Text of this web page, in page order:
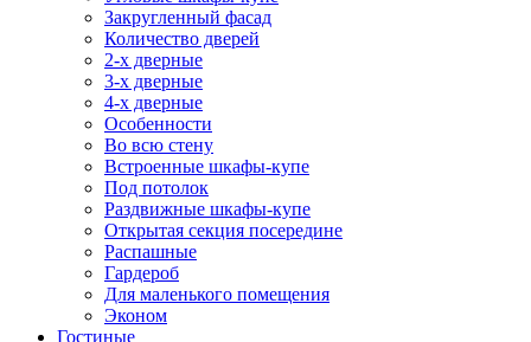
Закругленный фасад
Количество дверей
2-х дверные
3-х дверные
4-х дверные
Особенности
Во всю стену
Встроенные шкафы-купе
Под потолок
Раздвижные шкафы-купе
Открытая секция посередине
Распашные
Гардероб
Для маленького помещения
Эконом
Гостиные